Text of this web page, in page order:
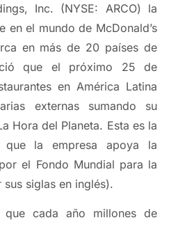
Inc. (NYSE: ARCO) la
en el mundo de McDonald’s
en más de 20 países de
que el próximo 25 de
en América Latina
externas sumando su
Hora del Planeta. Esta es la
que la empresa apoya la
el Fondo Mundial para la
siglas en inglés).
que cada año millones de